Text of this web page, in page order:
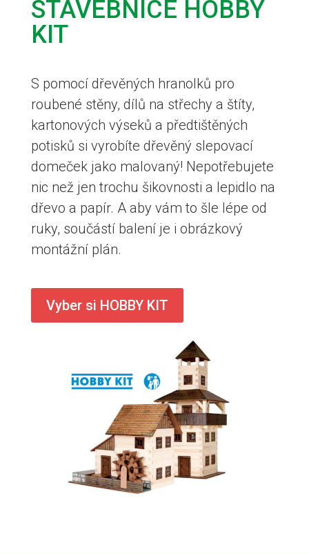
STAVEBNICE HOBBY
KIT
S pomocí dřevěných hranolků pro
roubené stěny, dílů na střechy a štíty,
kartonových výseků a předtištěných
potisků si vyrobíte dřevěný slepovací
domeček jako malovaný! Nepotřebujete
nic než jen trochu šikovnosti a lepidlo na
dřevo a papír. A aby vám to šle lépe od
ruky, součástí balení je i obrázkový
montážní plán.
Vyber si HOBBY KIT